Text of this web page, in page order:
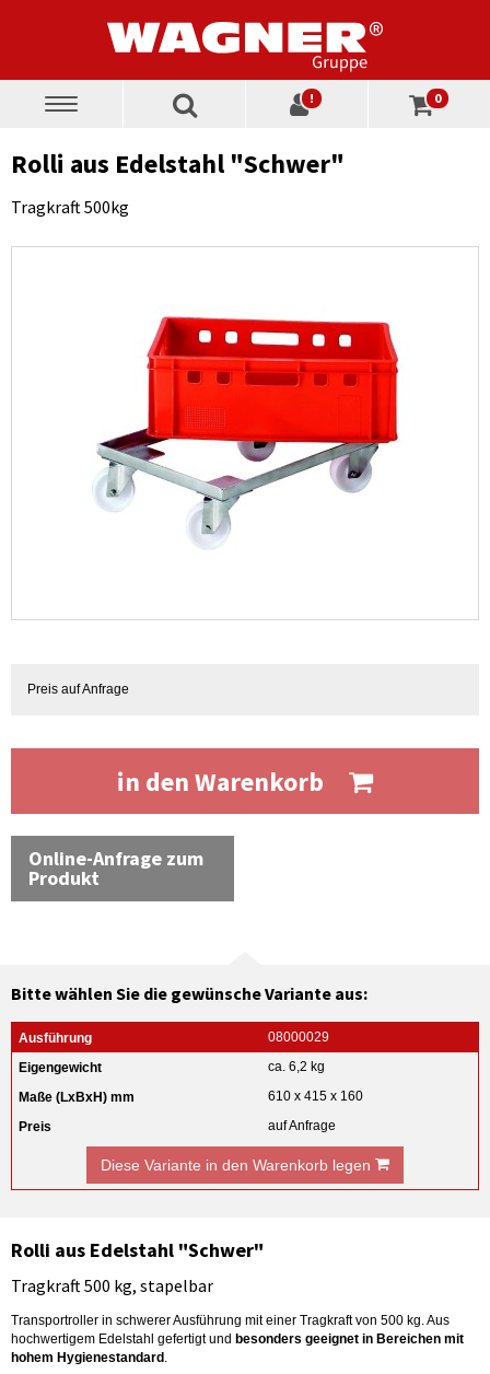
Toggle
! 0
Rolli aus Edelstahl "Schwer"
Tragkraft 500kg
Preis auf Anfrage
in den Warenkorb
Online-Anfrage zum
Produkt
Bitte wählen Sie die gewünsche Variante aus:
08000029
ca. 6,2 kg
610 x 415 x 160
auf Anfrage
Diese Variante in den Warenkorb legen
Rolli aus Edelstahl "Schwer"
Tragkraft 500 kg, stapelbar
Transportroller in schwerer Ausführung mit einer Tragkraft von 500 kg. Aus
hochwertigem Edelstahl gefertigt und besonders geeignet in Bereichen mit
hohem Hygienestandard .